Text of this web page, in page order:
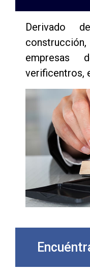
Derivado
empresas
verificentros,